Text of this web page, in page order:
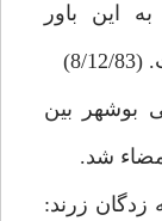
اين باور
بوشهر بين
شد.
زدگان زرند: